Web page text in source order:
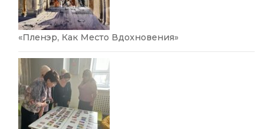
«Пленэр, Как Место Вдохновения»